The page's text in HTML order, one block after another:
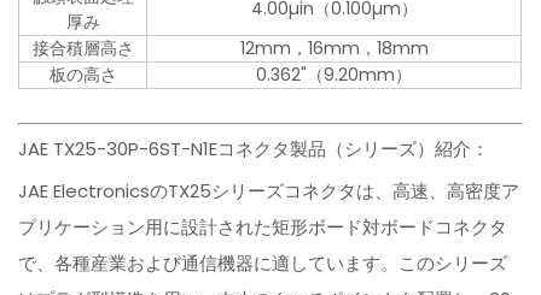
厚み
4.00µin（0.100µm）
接合積層高さ
12mm，16mm，18mm
板の高さ
0.362"（9.20mm）
JAE TX25-30P-6ST-N1Eコネクタ製品（シリーズ）紹介：
JAE ElectronicsのTX25シリーズコネクタは、高速、高密度ア
プリケーション用に設計された矩形ボード対ボードコネクタ
で、各種産業および通信機器に適しています。このシリーズ